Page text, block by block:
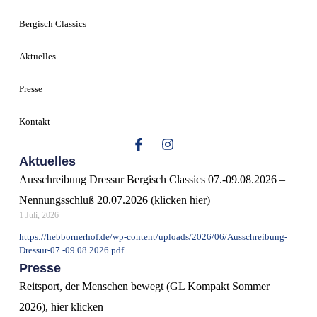
Bergisch Classics
Aktuelles
Presse
Kontakt
Aktuelles
Ausschreibung Dressur Bergisch Classics 07.-09.08.2026 –
Nennungsschluß 20.07.2026 (klicken hier)
1 Juli, 2026
https://hebbornerhof.de/wp-content/uploads/2026/06/Ausschreibung-
Dressur-07.-09.08.2026.pdf
Presse
Reitsport, der Menschen bewegt (GL Kompakt Sommer
2026), hier klicken